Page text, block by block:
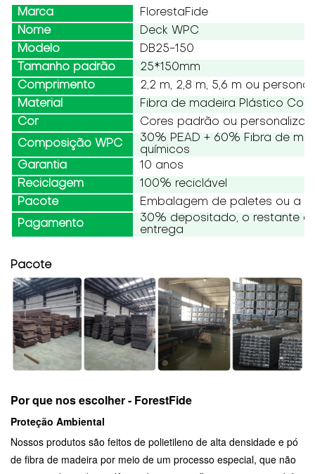
Marca
FlorestaFide
Nome
Deck WPC
Modelo
DB25-150
Tamanho padrão
25*150mm
Comprimento
2,2 m, 2,8 m, 5,6 m ou
Material
Fibra de madeira Plástico
Cor
Cores padrão ou
Composição WPC
30% PEAD + 60% Fibra de
químicos
Garantia
10 anos
Reciclagem
100% reciclável
Pacote
Embalagem de paletes ou a
Pagamento
30% depositado, o restante
entrega
Pacote
Por que nos escolher - ForestFide
Proteção Ambiental
Nossos produtos são feitos de polietileno de alta densidade e pó
de fibra de madeira por meio de um processo especial, que não